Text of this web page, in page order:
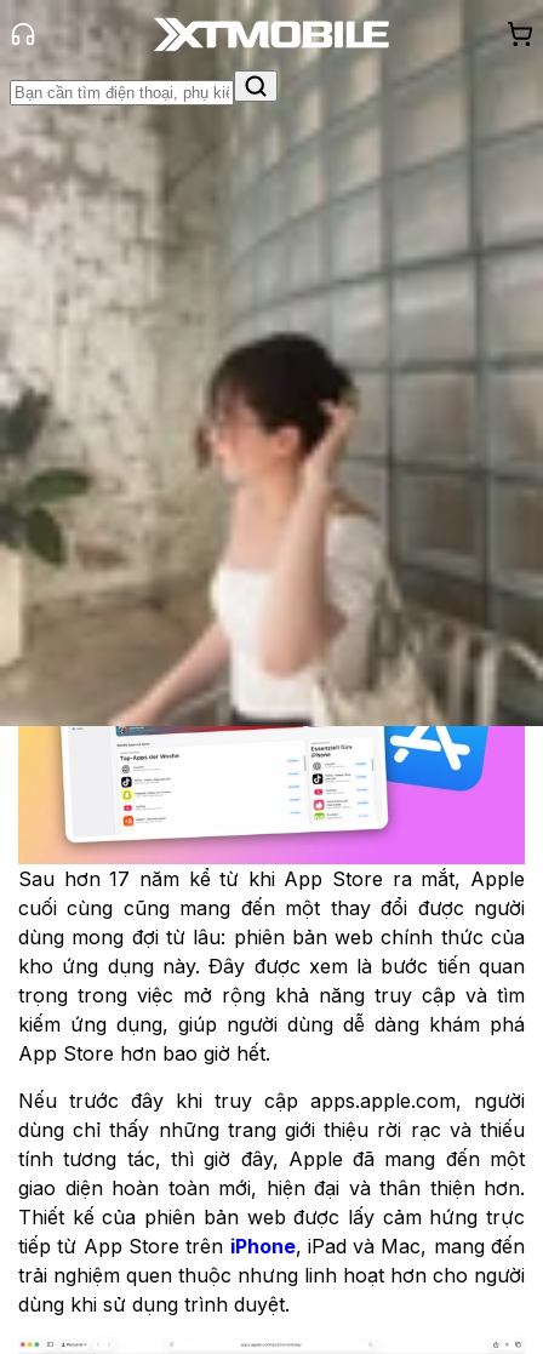
Trang chủ
Tin tức
Tin Mới
Tin Mới
Đánh Giá - Trên Tay
Khuyến
Thủ thuật Thông báoKhách
hàng - Sự kiện
Apple chính thức ra mắt giao diện
web cho App Store sau 17 năm
Triệu Vy
Ngày đăng: 05/11/2025
Cập nhật:
05/11/2025
Theo dõi XTMobile trên
Sau hơn 17 năm kể từ khi App Store ra mắt, Apple
cuối cùng cũng mang đến một thay đổi được người
dùng mong đợi từ lâu: phiên bản web chính thức của
kho ứng dụng này. Đây được xem là bước tiến quan
trọng trong việc mở rộng khả năng truy cập và tìm
kiếm ứng dụng, giúp người dùng dễ dàng khám phá
App Store hơn bao giờ hết.
Nếu trước đây khi truy cập apps.apple.com, người
dùng chỉ thấy những trang giới thiệu rời rạc và thiếu
tính tương tác, thì giờ đây, Apple đã mang đến một
giao diện hoàn toàn mới, hiện đại và thân thiện hơn.
Thiết kế của phiên bản web được lấy cảm hứng trực
tiếp từ App Store trên iPhone, iPad và Mac, mang đến
trải nghiệm quen thuộc nhưng linh hoạt hơn cho người
dùng khi sử dụng trình duyệt.